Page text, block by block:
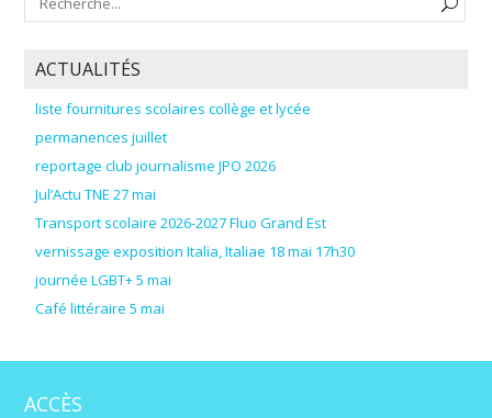
ACTUALITÉS
liste fournitures scolaires collège et lycée
permanences juillet
reportage club journalisme JPO 2026
Jul’Actu TNE 27 mai
Transport scolaire 2026-2027 Fluo Grand Est
vernissage exposition Italia, Italiae 18 mai 17h30
journée LGBT+ 5 mai
Café littéraire 5 mai
ACCÈS